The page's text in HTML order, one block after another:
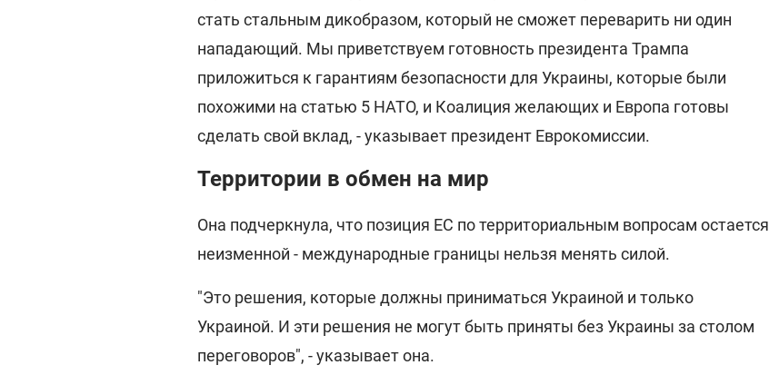
стать стальным дикобразом, который не сможет переварить ни один
нападающий. Мы приветствуем готовность президента Трампа
приложиться к гарантиям безопасности для Украины, которые были
похожими на статью 5 НАТО, и Коалиция желающих и Европа готовы
сделать свой вклад, - указывает президент Еврокомиссии.
Территории в обмен на мир
Она подчеркнула, что позиция ЕС по территориальным вопросам остается
неизменной - международные границы нельзя менять силой.
"Это решения, которые должны приниматься Украиной и только
Украиной. И эти решения не могут быть приняты без Украины за столом
переговоров", - указывает она.